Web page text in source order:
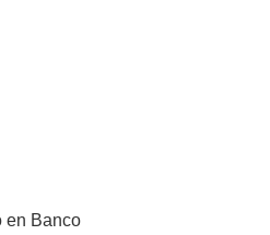
en Banco